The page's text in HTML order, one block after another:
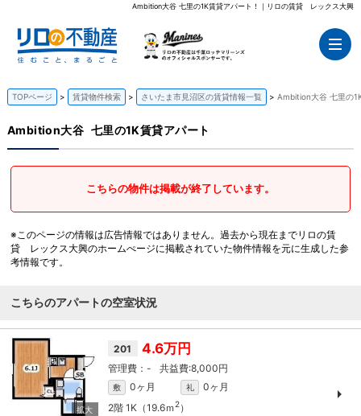
Ambition大谷 七里の1K賃貸アパート！｜リロの賃貸 レックス大興
TOPページ 賃貸物件検索 さいたま市見沼区の賃貸情報一覧 Ambition大谷 七里の
Ambition大谷 七里の1K賃貸アパート
こちらの物件は掲載が終了しています。
※このページの情報は広告情報ではありません。過去から現在までリロの賃
貸 レックス大興のホームぺージに掲載されていた物件情報を元に生成した参
考情報です。
こちらのアパートの空室状況
201 4.6万円
- 8,000円
敷 0ヶ月 礼
0ヶ月
2階 1K（19.6ｍ 2）